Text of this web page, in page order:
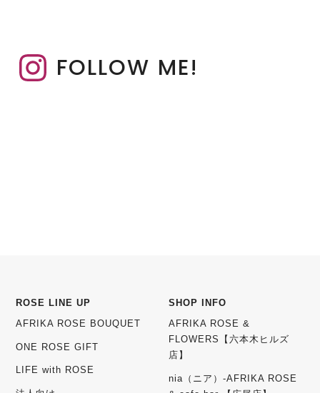
FOLLOW ME!
ROSE LINE UP
AFRIKA ROSE BOUQUET
ONE ROSE GIFT
LIFE with ROSE
SHOP INFO
AFRIKA ROSE &
FLOWERS【六本木ヒルズ
店】
nia（ニア）-AFRIKA ROSE